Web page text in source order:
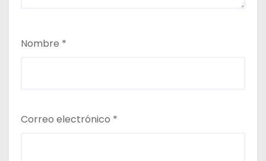
Nombre *
Correo electrónico *